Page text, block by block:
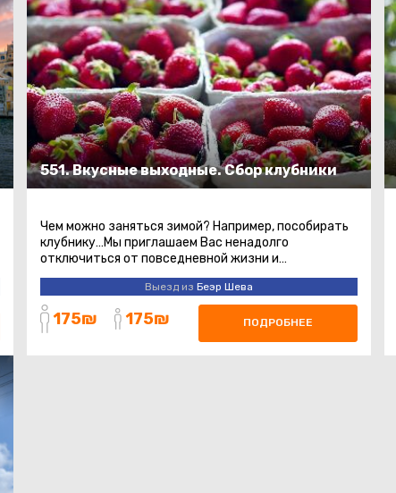
551. Вкусные выходные. Сбор клубники
Чем можно заняться зимой? Например, пособирать
клубнику…Мы приглашаем Вас ненадолго
отключиться от повседневной жизни и
прикоснуться к природе, увидеть цвета, вдохнуть
Выезд из Беэр Шева
175₪ 175₪ ПОДРОБНЕЕ